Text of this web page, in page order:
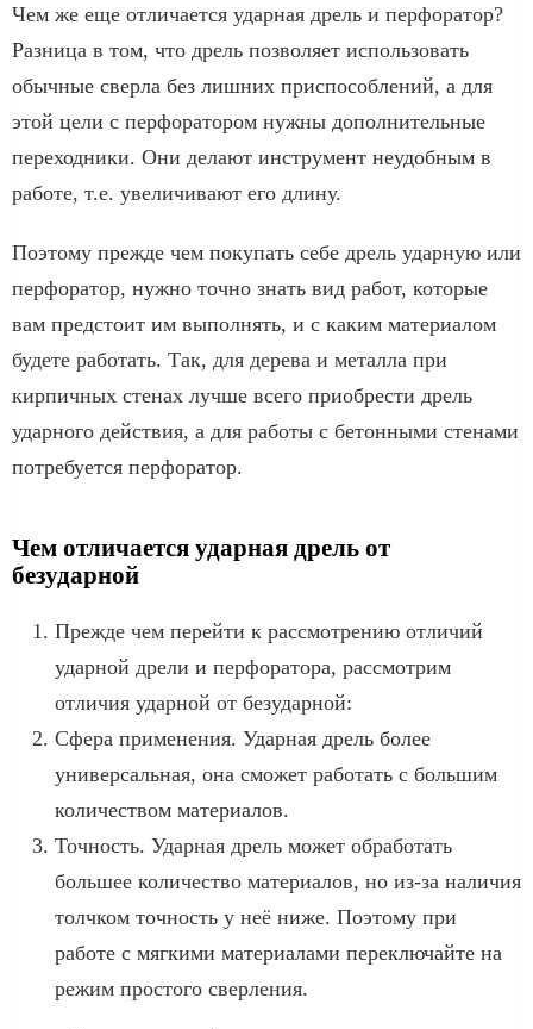
Чем же еще отличается ударная дрель и перфоратор?
Разница в том, что дрель позволяет использовать
обычные сверла без лишних приспособлений, а для
этой цели с перфоратором нужны дополнительные
переходники. Они делают инструмент неудобным в
работе, т.е. увеличивают его длину.
Поэтому прежде чем покупать себе дрель ударную или
перфоратор, нужно точно знать вид работ, которые
вам предстоит им выполнять, и с каким материалом
будете работать. Так, для дерева и металла при
кирпичных стенах лучше всего приобрести дрель
ударного действия, а для работы с бетонными стенами
потребуется перфоратор.
Чем отличается ударная дрель от
безударной
Прежде чем перейти к рассмотрению отличий
ударной дрели и перфоратора, рассмотрим
отличия ударной от безударной:
Сфера применения. Ударная дрель более
универсальная, она сможет работать с большим
количеством материалов.
Точность. Ударная дрель может обработать
большее количество материалов, но из-за наличия
толчком точность у неё ниже. Поэтому при
работе с мягкими материалами переключайте на
режим простого сверления.